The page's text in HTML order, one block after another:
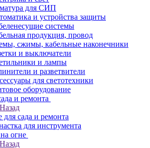
для СИП
и устройства защиты
системы
продукция, провод
сжимы, кабельные наконечники
и выключатели
и лампы
и разветвители
для светотехники
оборудование
и ремонта
Назад
для сада и ремонта
для инструмента
огне
Назад